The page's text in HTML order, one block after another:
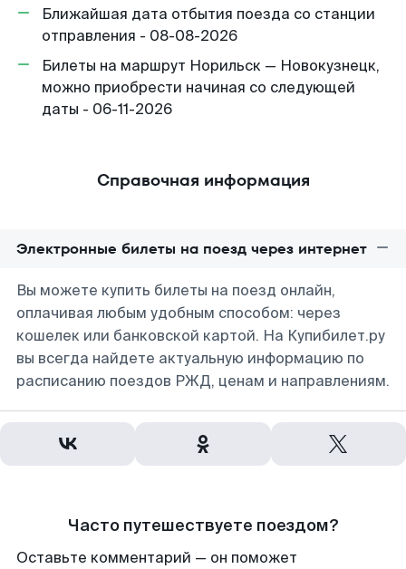
Ближайшая дата отбытия поезда со станции
отправления - 08-08-2026
Билеты на маршрут Норильск — Новокузнецк,
можно приобрести начиная со следующей
даты - 06-11-2026
Справочная информация
Электронные билеты на поезд через интернет
Вы можете купить билеты на поезд онлайн,
оплачивая любым удобным способом: через
кошелек или банковской картой. На Купибилет.ру
вы всегда найдете актуальную информацию по
расписанию поездов РЖД, ценам и направлениям.
Часто путешествуете поездом?
Оставьте комментарий — он поможет